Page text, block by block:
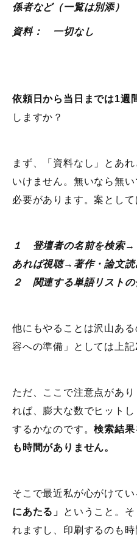
係者など（一覧は別添）
資料： 一切なし
依頼日から当日までは1週
しますか？
まず、「資料なし」とあ
いけません。無いなら無
必要があります。案とし
１ 登壇者の名前を検索→
あれば視聴→著作・論文読
２ 関連する単語リストの
他にもやることは沢山あ
容への準備」としては上記
ただ、ここで注意点があ
れば、膨大な数でヒット
するかなのです。検索結
も時間がありません。
そこで最近私が心がけてい
にあたる」
ということ。
れますし、印刷するのも